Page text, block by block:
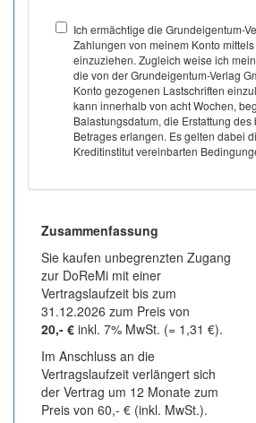
Ich ermächtige die Grundeigentum-
Zahlungen von meinem Konto
einzuziehen. Zugleich weise ich
die von der Grundeigentum-Verlag
Konto gezogenen Lastschriften
kann innerhalb von acht Wochen,
Balastungsdatum, die Erstattung des
Betrages erlangen. Es gelten dabei
Kreditinstitut vereinbarten
Zusammenfassung
Sie kaufen unbegrenzten Zugang
zur DoReMi mit einer
Vertragslaufzeit bis zum
31.12.2026 zum Preis von
20,- € inkl. 7% MwSt. (= 1,31 €).
Im Anschluss an die
Vertragslaufzeit verlängert sich
der Vertrag um 12 Monate zum
Preis von 60,- € (inkl. MwSt.).